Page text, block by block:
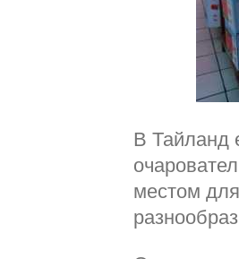
В Тайланд
местом